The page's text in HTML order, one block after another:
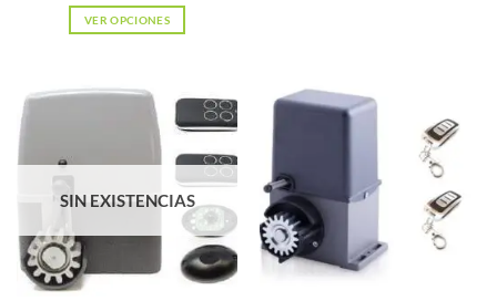
VER OPCIONES
tiene
múltiples
variantes.
opciones
se
SIN EXISTENCIAS